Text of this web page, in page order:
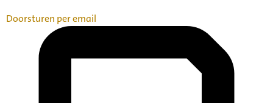
Doorsturen per email